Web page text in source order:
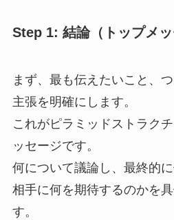
Step 1: 結論（トップメ
まず、最も伝えたいこと、
主張を明確にします。
これがピラミッドストラク
ッセージです。
何について議論し、最終的に
相手に何を期待するのかを
す。